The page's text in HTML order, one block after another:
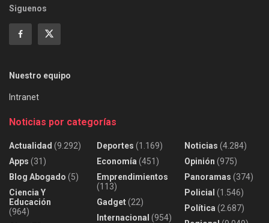
Siguenos
Nuestro equipo
Intranet
Noticias por categorías
Actualidad (9.292)
Apps (31)
Blog Abogado (5)
Ciencia Y
Educación
(964)
Deportes (1.169)
Economía (451)
Emprendimientos
(113)
Gadget(22)
Internacional (954)
Noticias (4.284)
Opinión (975)
Panoramas (374)
Policial (1.546)
Política (2.687)